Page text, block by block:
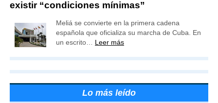
existir “condiciones mínimas”
Meliá se convierte en la primera cadena
española que oficializa su marcha de Cuba. En
un escrito… Leer más
Lo más leído